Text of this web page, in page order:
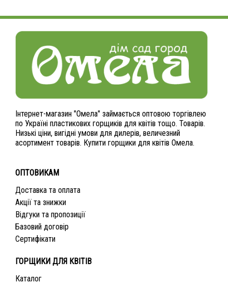
Інтернет-магазин "Омела" займається оптовою торгівлею
по Україні пластикових горщиків для квітів тощо. Товарів.
Низькі ціни, вигідні умови для дилерів, величезний
асортимент товарів. Купити горщики для квітів Омела.
ОПТОВИКАМ
Доставка та оплата
Акції та знижки
Відгуки та пропозиції
Базовий договір
Сертифікати
ГОРЩИКИ ДЛЯ КВІТІВ
Каталог